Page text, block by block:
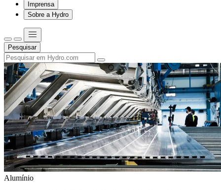
Imprensa
Sobre a Hydro
Pesquisar
Alumínio